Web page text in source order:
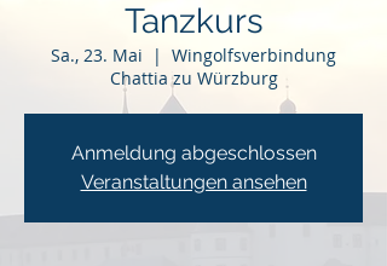
Tanzkurs
Sa., 23. Mai
  |
Wingolfsverbindung
Chattia zu Würzburg
Anmeldung abgeschlossen
Veranstaltungen ansehen